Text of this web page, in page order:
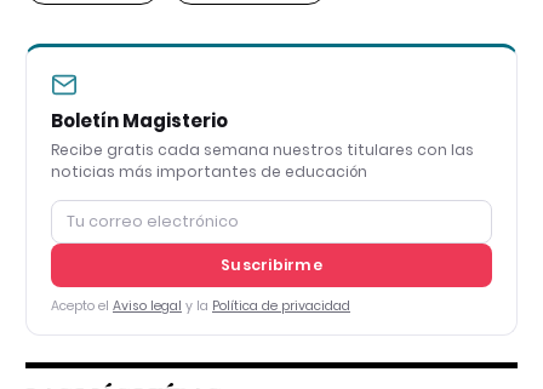
Boletín Magisterio
Recibe gratis cada semana nuestros titulares con las
noticias más importantes de educación
Suscribirme
Acepto el Aviso legal y la Política de privacidad